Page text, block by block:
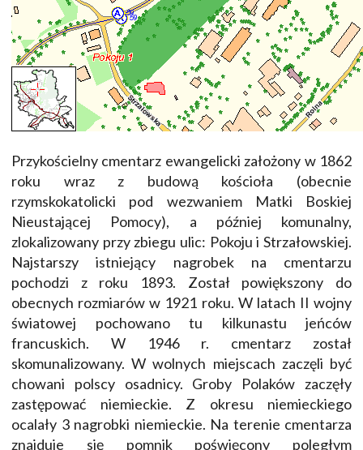
Przykościelny cmentarz ewangelicki założony w 1862
roku wraz z budową kościoła (obecnie
rzymskokatolicki pod wezwaniem Matki Boskiej
Nieustającej Pomocy), a później komunalny,
zlokalizowany przy zbiegu ulic: Pokoju i Strzałowskiej.
Najstarszy istniejący nagrobek na cmentarzu
pochodzi z roku 1893. Został powiększony do
obecnych rozmiarów w 1921 roku. W latach II wojny
światowej pochowano tu kilkunastu jeńców
francuskich. W 1946 r. cmentarz został
skomunalizowany. W wolnych miejscach zaczęli być
chowani polscy osadnicy. Groby Polaków zaczęły
zastępować niemieckie. Z okresu niemieckiego
ocalały 3 nagrobki niemieckie. Na terenie cmentarza
znajduje się pomnik poświęcony poległym